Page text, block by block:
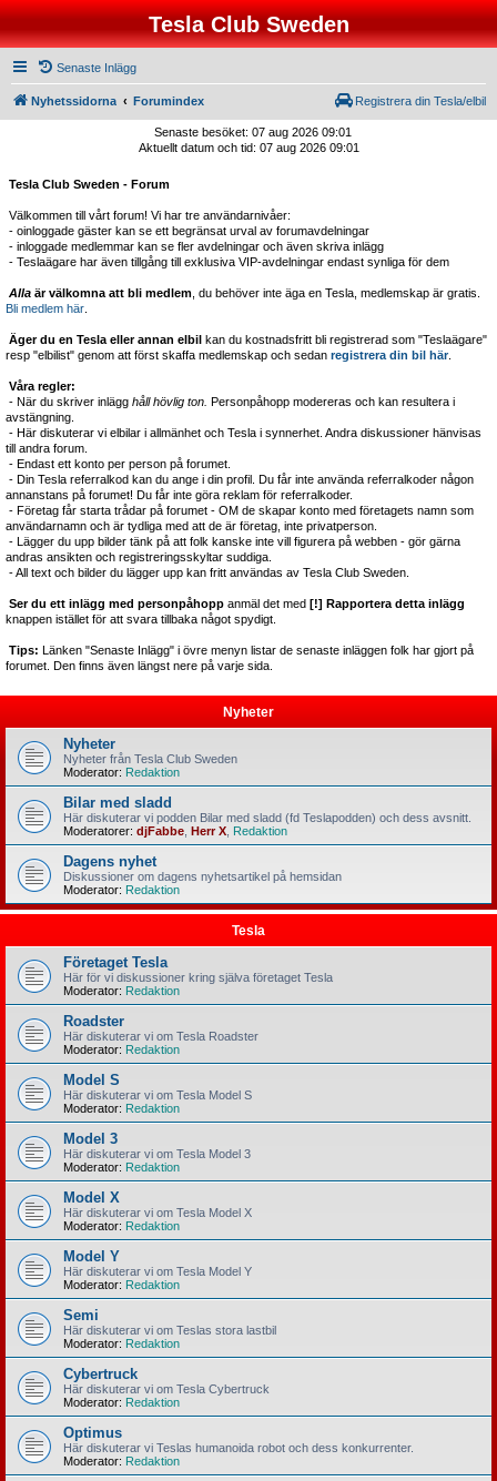
Tesla Club Sweden
Senaste Inlägg
Nyhetssidorna Forumindex Registrera din Tesla/elbil
Senaste besöket: 07 aug 2026 09:01
Aktuellt datum och tid: 07 aug 2026 09:01
Tesla Club Sweden - Forum
Välkommen till vårt forum! Vi har tre användarnivåer:
- oinloggade gäster kan se ett begränsat urval av forumavdelningar
- inloggade medlemmar kan se fler avdelningar och även skriva inlägg
- Teslaägare har även tillgång till exklusiva VIP-avdelningar endast synliga för dem
Alla är välkomna att bli medlem , du behöver inte äga en Tesla, medlemskap är gratis.
Bli medlem här
Äger du en Tesla eller annan elbil kan du kostnadsfritt bli registrerad som "Teslaägare"
resp "elbilist" genom att först skaffa medlemskap och sedan registrera din bil här.
Våra regler:
- När du skriver inlägg håll hövlig ton. Personpåhopp modereras och kan resultera i
avstängning.
- Här diskuterar vi elbilar i allmänhet och Tesla i synnerhet. Andra diskussioner hänvisas
till andra forum.
- Endast ett konto per person på forumet.
- Din Tesla referralkod kan du ange i din profil. Du får inte använda referralkoder någon
annanstans på forumet! Du får inte göra reklam för referralkoder.
- Företag får starta trådar på forumet - OM de skapar konto med företagets namn som
användarnamn och är tydliga med att de är företag, inte privatperson.
- Lägger du upp bilder tänk på att folk kanske inte vill figurera på webben - gör gärna
andras ansikten och registreringsskyltar suddiga.
- All text och bilder du lägger upp kan fritt användas av Tesla Club Sweden.
Ser du ett inlägg med personpåhopp anmäl det med [!] Rapportera detta inlägg
knappen istället för att svara tillbaka något spydigt.
Tips: Länken "Senaste Inlägg" i övre menyn listar de senaste inläggen folk har gjort på
forumet. Den finns även längst nere på varje sida.
Nyheter
Nyheter
Nyheter från Tesla Club Sweden
Moderator: Redaktion
Bilar med sladd
Här diskuterar vi podden Bilar med sladd (fd Teslapodden) och dess avsnitt.
Moderatorer: djFabbe Herr X Redaktion
Dagens nyhet
Diskussioner om dagens nyhetsartikel på hemsidan
Moderator: Redaktion
Tesla
Företaget Tesla
Här för vi diskussioner kring själva företaget Tesla
Moderator: Redaktion
Roadster
Här diskuterar vi om Tesla Roadster
Moderator: Redaktion
Model S
Här diskuterar vi om Tesla Model S
Moderator: Redaktion
Model 3
Här diskuterar vi om Tesla Model 3
Moderator: Redaktion
Model X
Här diskuterar vi om Tesla Model X
Moderator: Redaktion
Model Y
Här diskuterar vi om Tesla Model Y
Moderator: Redaktion
Semi
Här diskuterar vi om Teslas stora lastbil
Moderator: Redaktion
Cybertruck
Här diskuterar vi om Tesla Cybertruck
Moderator: Redaktion
Optimus
Här diskuterar vi Teslas humanoida robot och dess konkurrenter.
Moderator: Redaktion